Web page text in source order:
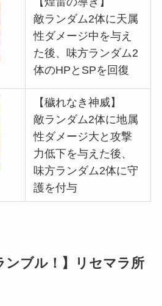
敵ランダム2体に天属
性ダメージ中を与え
た後、味方ランダム2
体のHPとSPを回復
【穢れなき神威】
敵ランダム2体に地属
性ダメージ大と攻撃
力低下を与えた後、
味方ランダム2体に守
護を付与
ンブル！】リセマラ所